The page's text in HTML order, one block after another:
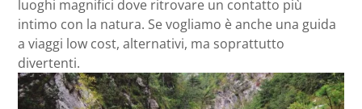
luoghi magnifici dove ritrovare un contatto più
intimo con la natura. Se vogliamo è anche una guida
a viaggi low cost, alternativi, ma soprattutto
divertenti.